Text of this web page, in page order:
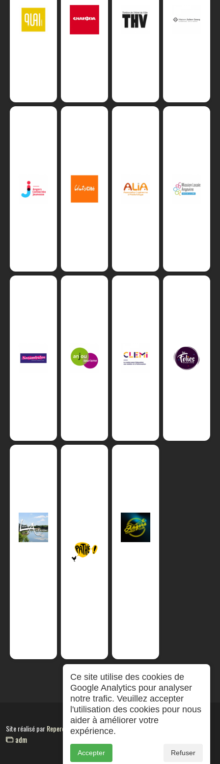
Site réalisé parRepereCom
adm
Ce site utilise des cookies de
Google Analytics pour analyser
notre trafic. Veuillez accepter
l'utilisation des cookies pour nous
aider à améliorer votre
expérience.
Accepter Refuser